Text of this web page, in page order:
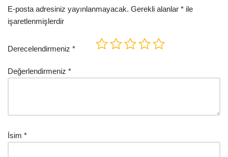
E-posta adresiniz yayınlanmayacak. Gerekli alanlar * ile
işaretlenmişlerdir
Derecelendirmeniz *
Değerlendirmeniz *
İsim *